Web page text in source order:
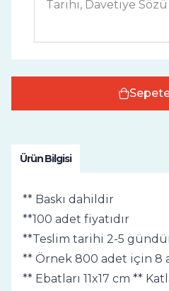
Ürün Bilgisi
** Baskı dahildir
**100 adet fiyatıdır
**Teslim tarihi 2-5
** Örnek 800 adet için 8
** Ebatları 11x17 cm **